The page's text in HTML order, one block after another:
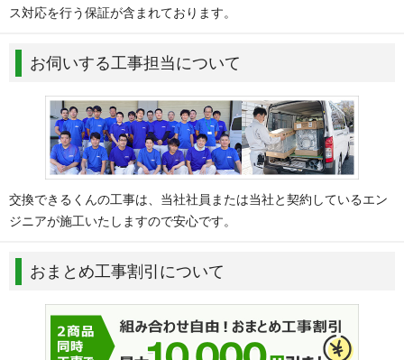
ス対応を行う保証が含まれております。
お伺いする工事担当について
交換できるくんの工事は、当社社員または当社と契約しているエン
ジニアが施工いたしますので安心です。
おまとめ工事割引について